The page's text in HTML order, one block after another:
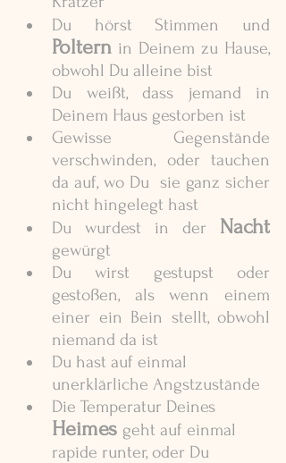
Du hörst Stimmen und
Poltern in Deinem zu Hause,
obwohl Du alleine bist
Du weißt, dass jemand in
Deinem Haus gestorben ist
Gewisse Gegenstände
verschwinden, oder tauchen
da auf, wo Du  sie ganz sicher
nicht hingelegt hast
Du wurdest in der Nacht
gewürgt
Du wirst gestupst oder
gestoßen, als wenn einem
einer ein Bein stellt, obwohl
niemand da ist
Du hast auf einmal
unerklärliche Angstzustände
Die Temperatur Deines
Heimes geht auf einmal
rapide runter, oder Du